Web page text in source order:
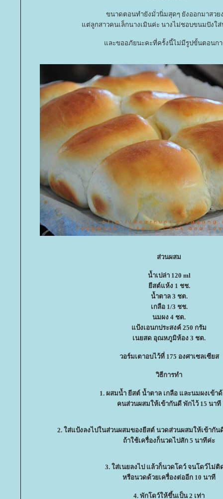
ขนาดตอนทำยังมั่วนิ่มสุดๆ ยังออกมาสวย
ต่ลูกสาวคนเล็กนางเมินค่ะ นางไม่ชอบขนมปังใส่
ละขออภัยนะคะที่ครั้งนี้ไม่มีรูปขั้นตอนกา
ส่วนผสม
น้ำเปล่า 120 ml
ีสต์แห้ง 1 ชช.
น้ำตาล 3 ชต.
เกลือ 1/3 ชช.
นมผง 4 ชต.
ป้งเอนกประสงค์ 250 กรัม
เนยสด อุณหภูมิห้อง 3 ชต.
วอร์มเตาอบไว้ที่ 175 องศาเซลเซียส
วิธีการทำ
1. ผสมน้ำ ยีสต์ น้ำตาล เกลือ และนมผงเข้า
คนส่วนผสมให้เข้ากันดี พักไว้ 15 นาที
2. ใส่แป้งลงไปในส่วนผสมของยีสต์ นวดส่วนผสมให้เข้ากั
ถ้าใช้เครื่องก็นวดไปสัก 5 นาทีค่ะ
3. ใส่เนยลงไป แล้วก็นวดโดว์ จนโดว์ไม่ติ
หรือนวดด้วยเครื่องต่ออีก 10 นาที
4. พักโดว์ให้ขึ้นเป็น 2 เท่า